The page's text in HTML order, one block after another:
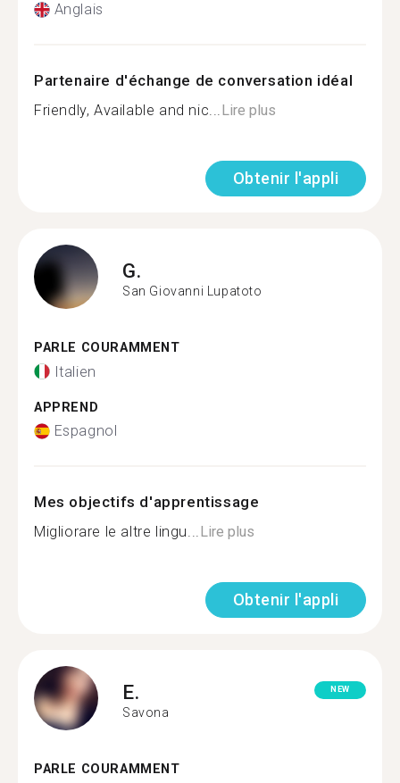
Anglais
Partenaire d'échange de conversation idéal
Friendly, Available and nic...Lire plus
Obtenir l'appli
G.
San Giovanni Lupatoto
PARLE COURAMMENT
Italien
APPREND
Espagnol
Mes objectifs d'apprentissage
Migliorare le altre lingu...Lire plus
Obtenir l'appli
E.
Savona
NEW
PARLE COURAMMENT